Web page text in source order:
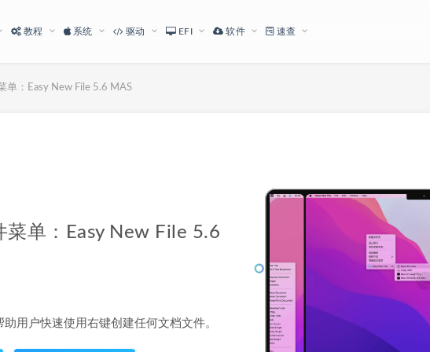
教程 系统 驱动 EFI 软件 速查
单：Easy New File 5.6 MAS
菜单：Easy New File 5.6
助用户快速使用右键创建任何文档文件。